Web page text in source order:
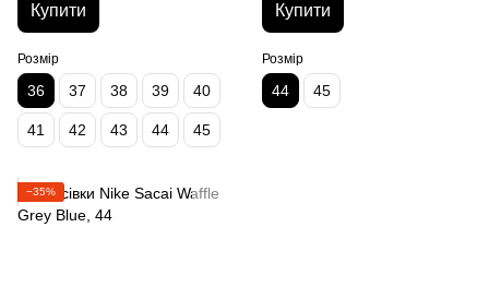
Купити
Розмір
36 37 38 39 40
41 42 43 44 45
Купити
Розмір
44 45
−35%